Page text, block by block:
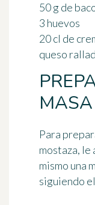
50 g de
3 huevos
20 cl de
queso
MASA
Para
mostaza, le
mismo una
siguiendo